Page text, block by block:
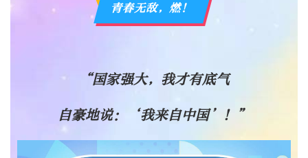
青春无敌，燃！
“国家强大，我才有底气
自豪地说： ‘我来自中国’！”